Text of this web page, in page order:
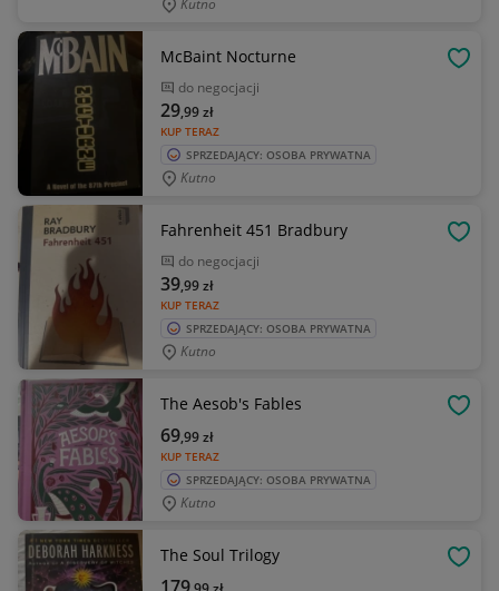
Kutno
McBaint Nocturne
do negocjacji
KUP TERAZ
29,99zł
SPRZEDAJĄCY: OSOBA PRYWATNA
Kutno
Fahrenheit 451 Bradbury
do negocjacji
KUP TERAZ
39,99zł
SPRZEDAJĄCY: OSOBA PRYWATNA
Kutno
The Aesob's Fables
KUP TERAZ
69,99zł
SPRZEDAJĄCY: OSOBA PRYWATNA
Kutno
The Soul Trilogy